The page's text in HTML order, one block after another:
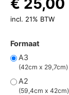
Formaat
A3
(42cm x 29,7cm)
A2
(59,4cm x 42cm)
€ 25,00
incl. 21% BTW